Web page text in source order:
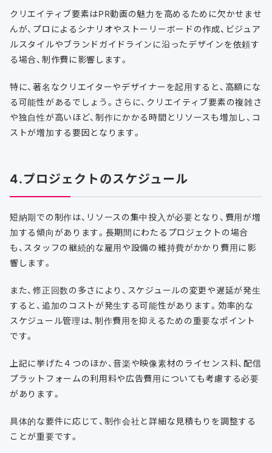
クリエイティブ要素はPR動画の魅力を高めるために欠かせませ
んが、プロによるシナリオやストーリーボードの作成、ビジュア
ルスタイルやブランドガイドラインに沿ったデザインを依頼す
る場合、制作費に影響します。
特に、著名なクリエイターやデザイナーを起用すると、高額にな
る可能性があるでしょう。さらに、クリエイティブ要素の複雑さ
や独自性が高いほど、制作にかかる時間とリソースも増加し、コ
ストが増加する要因となります。
4.プロジェクトのスケジュール
短納期での制作は、リソースの集中投入が必要となり、費用が増
加する傾向があります。長期間にわたるプロジェクトの場合
も、スタッフの継続的な雇用や設備の維持費がかかり費用に影
響します。
また、修正回数の多さにより、スケジュールの変更や遅延が発生
すると、追加のコストが発生する可能性があります。効率的な
スケジュール管理は、制作費用を抑えるための重要なポイント
です。
上記に挙げた４つのほか、音楽や映像素材のライセンス料、配信
プラットフォームの利用料や広告費用についても考慮する必要
があります。
具体的な要件に応じて、制作会社と詳細な見積もりを調整する
ことが重要です。